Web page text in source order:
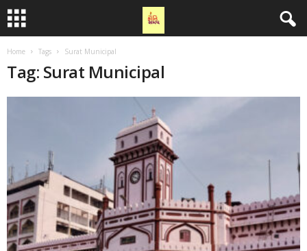
Home Tags Surat Municipal
Tag: Surat Municipal